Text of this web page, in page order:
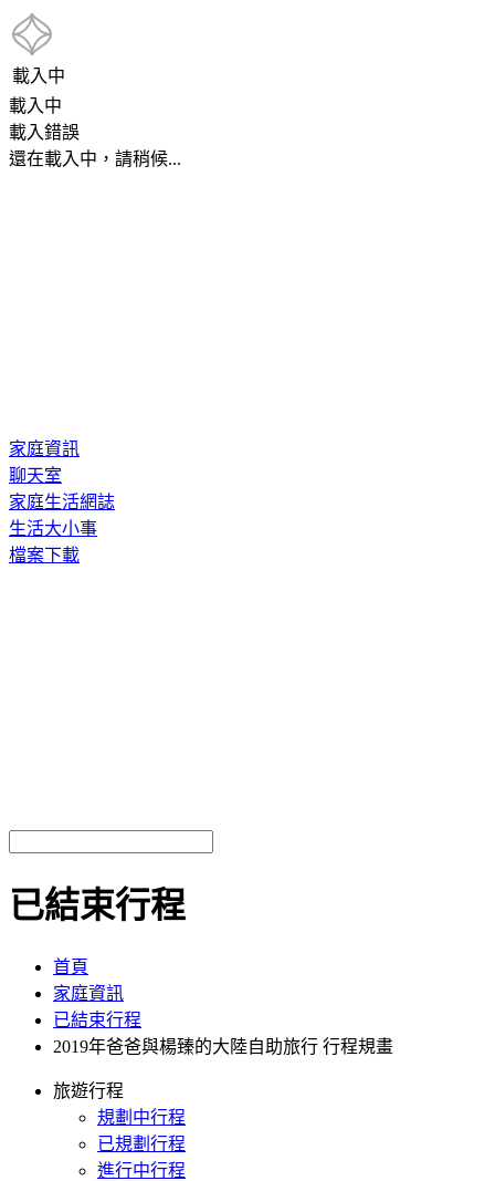
載入中
載入中
載入錯誤
還在載入中，請稍候...
家庭資訊
聊天室
家庭生活網誌
生活大小事
檔案下載
已結束行程
首頁
家庭資訊
已結束行程
2019年爸爸與楊臻的大陸自助旅行 行程規畫
旅遊行程
規劃中行程
已規劃行程
進行中行程